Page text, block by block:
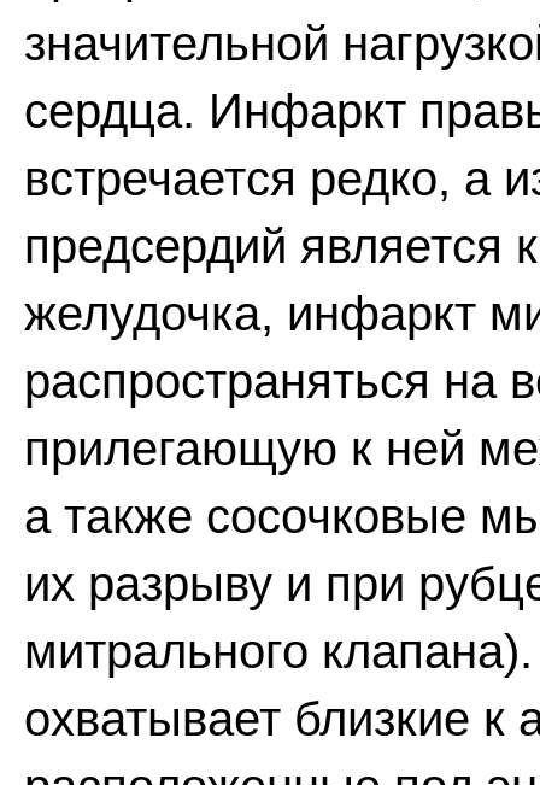
значительной
сердца. Инфаркт
встречается редко, а
предсердий является
желудочка, инфаркт
распространяться на
прилегающую к ней
а также сосочковые
их разрыву и при
митрального
охватывает близкие к